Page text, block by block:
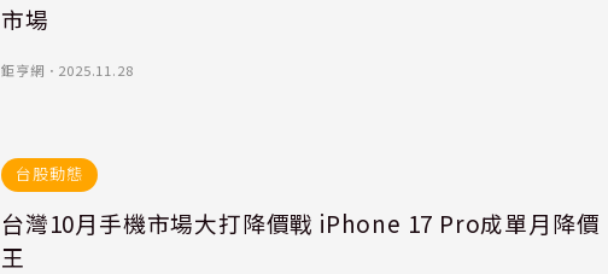
市場
鉅亨網 ． 2025.11.28
台股動態
台灣10月手機市場大打降價戰 iPhone 17 Pro成單月降價
王